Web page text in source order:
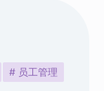
# 员工管理